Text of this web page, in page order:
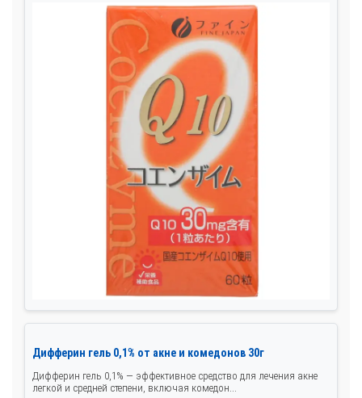
Дифферин гель 0,1% от акне и комедонов 30г
Дифферин гель 0,1% — эффективное средство для лечения акне
легкой и средней степени, включая комедон...